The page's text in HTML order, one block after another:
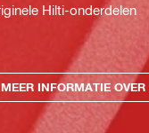
Hilti-onderdelen
MEER INFORMATIE OVER